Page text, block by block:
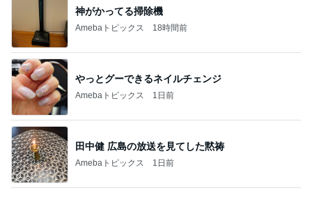
夫に行ってもらった高校の説明会